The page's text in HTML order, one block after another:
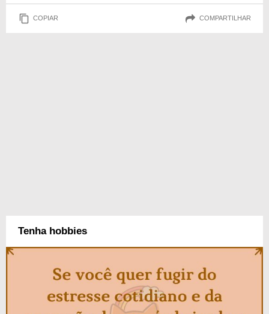
COPIAR COMPARTILHAR
Tenha hobbies